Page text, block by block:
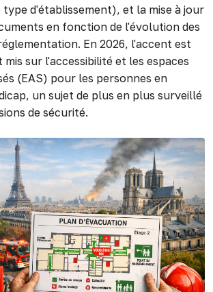
d'établissement), et la mise à jour
en fonction de l'évolution des
En 2026, l'accent est
sur l'accessibilité et les espaces
(EAS) pour les personnes en
un sujet de plus en plus surveillé
de sécurité.